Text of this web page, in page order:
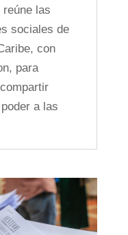
las
sociales de
con
para
a las